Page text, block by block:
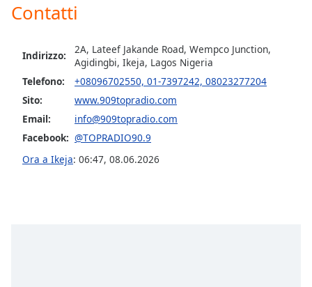
Subtitles
opens
subtitles
settings
dialog
subtitles
off,
selected
Contatti
Indirizzo:
2A, Lateef Jakande Road, Wempco Junction,
Agidingbi, Ikeja, Lagos Nigeria
Telefono:
+08096702550, 01-7397242, 08023277204
Sito:
www.909topradio.com
Email:
info@909topradio.com
Facebook: @TOPRADIO90.9
Ora a Ikeja: 06:47, 08.06.2026